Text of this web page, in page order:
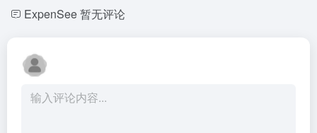
ExpenSee暂无评论